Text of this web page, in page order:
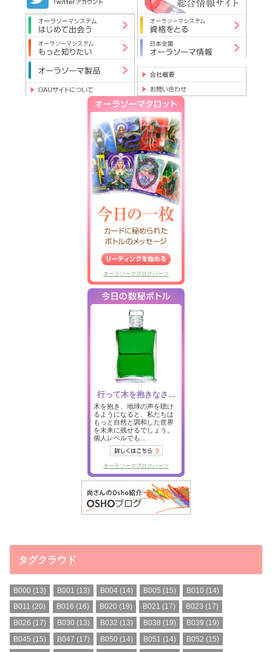
タグクラウド
B000 (13) B001 (13) B004(14) B005 (15) B010 (14)
B011 (20) B016 (16) B020 (19) B021 (17) B023 (17)
B026 (17) B030 (13) B032 (13) B038 (19) B039 (19)
B045 (15) B047 (17) B050 (14) B051 (14) B052 (15)